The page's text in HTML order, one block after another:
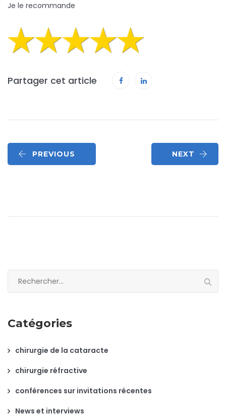
Je le recommande
Partager cet article
PREVIOUS NEXT
Catégories
chirurgie de la cataracte
chirurgie réfractive
conférences sur invitations récentes
News et interviews